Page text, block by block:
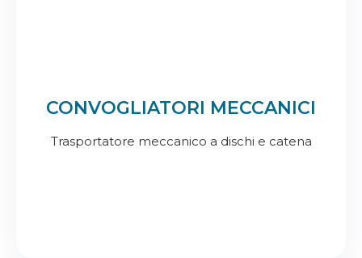
CONVOGLIATORI MECCANICI
Trasportatore meccanico a dischi e catena